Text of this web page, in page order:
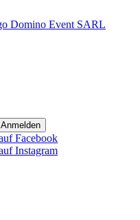
Anmelden